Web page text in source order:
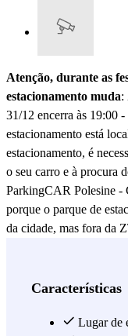
Atenção, durante as
estacionamento muda:
31/12 encerra às 19:00
estacionamento está
estacionamento, é
o seu carro e à procura
ParkingCAR Polesine -
porque o parque de
da cidade, mas fora da
estacionamento ao
De facto, a
Características
Lugar de